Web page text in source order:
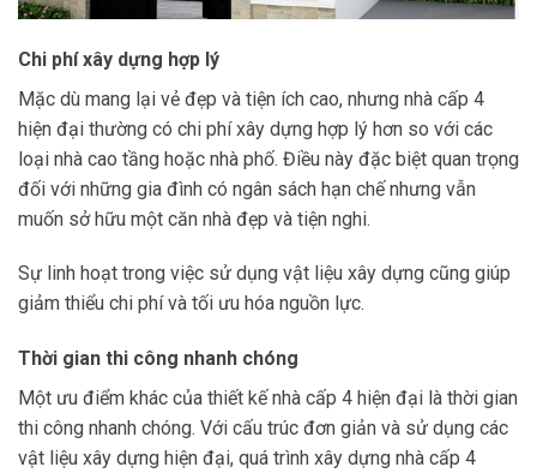
Chi phí xây dựng hợp lý
Mặc dù mang lại vẻ đẹp và tiện ích cao, nhưng nhà cấp 4
hiện đại thường có chi phí xây dựng hợp lý hơn so với các
loại nhà cao tầng hoặc nhà phố. Điều này đặc biệt quan trọng
đối với những gia đình có ngân sách hạn chế nhưng vẫn
muốn sở hữu một căn nhà đẹp và tiện nghi.
Sự linh hoạt trong việc sử dụng vật liệu xây dựng cũng giúp
giảm thiểu chi phí và tối ưu hóa nguồn lực.
Thời gian thi công nhanh chóng
Một ưu điểm khác của thiết kế nhà cấp 4 hiện đại là thời gian
thi công nhanh chóng. Với cấu trúc đơn giản và sử dụng các
vật liệu xây dựng hiện đại, quá trình xây dựng nhà cấp 4